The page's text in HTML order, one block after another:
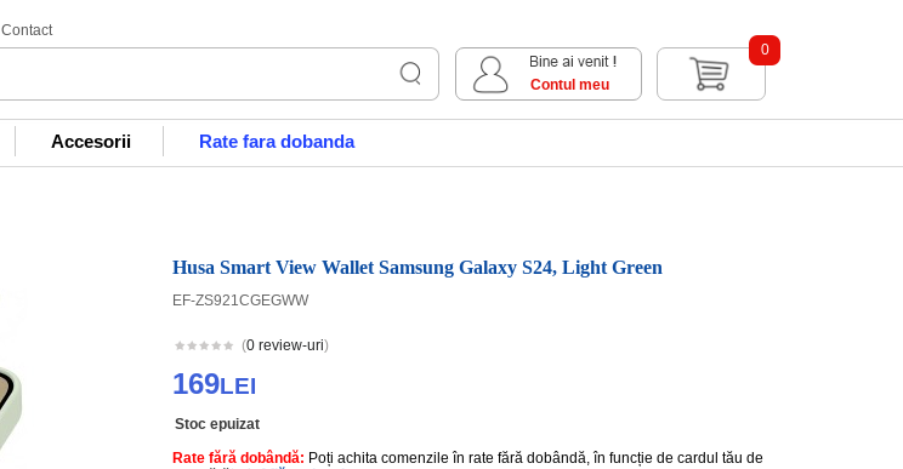
Contact
Contul meu
0
Accesorii Rate fara dobanda
Husa Smart View Wallet Samsung Galaxy S24, Light Green
EF-ZS921CGEGWW
(0 review-uri)
169LEI
Stoc epuizat
Rate fără dobândă: Poți achita comenzile în rate fără dobândă, în funcție de cardul tău de